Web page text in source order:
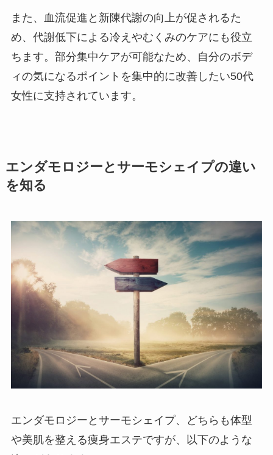
また、血流促進と新陳代謝の向上が促されるた
め、代謝低下による冷えやむくみのケアにも役立
ちます。部分集中ケアが可能なため、自分のボデ
ィの気になるポイントを集中的に改善したい50代
女性に支持されています。
エンダモロジーとサーモシェイプの違い
を知る
エンダモロジーとサーモシェイプ、どちらも体型
や美肌を整える痩身エステですが、以下のような